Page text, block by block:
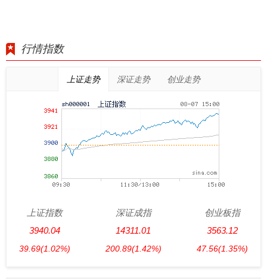
行情指数
上证走势 深证走势 创业走势
上证指数
3940.04
39.69(1.02%)
深证成指
14311.01
200.89(1.42%)
创业板指
3563.12
47.56(1.35%)